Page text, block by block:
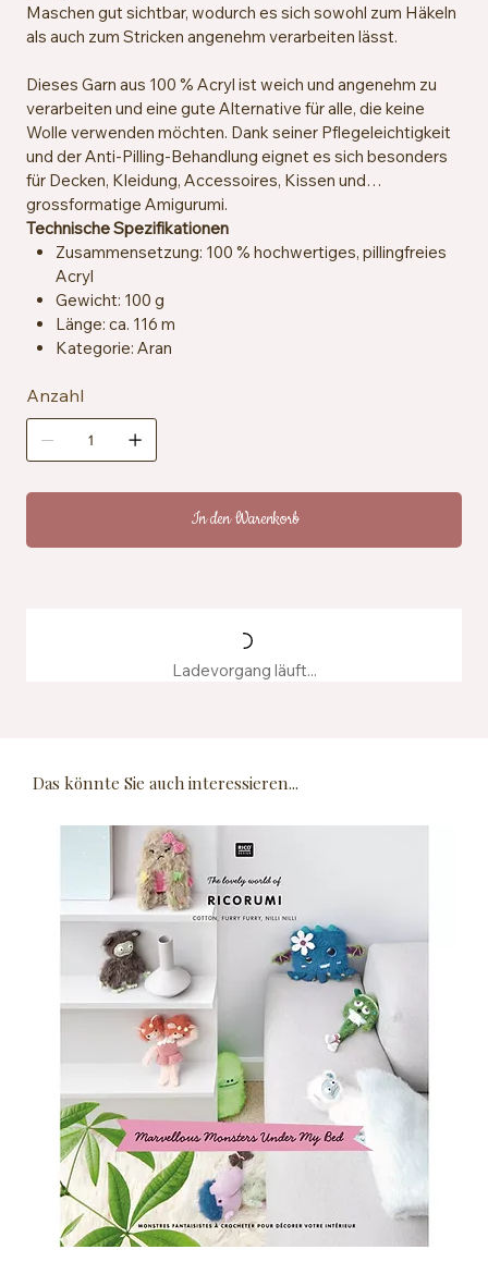
Maschen gut sichtbar, wodurch es sich sowohl zum Häkeln
als auch zum Stricken angenehm verarbeiten lässt.
Dieses Garn aus 100 % Acryl ist weich und angenehm zu
verarbeiten und eine gute Alternative für alle, die keine
Wolle verwenden möchten. Dank seiner Pflegeleichtigkeit
und der Anti-Pilling-Behandlung eignet es sich besonders
für Decken, Kleidung, Accessoires, Kissen und
grossformatige Amigurumi.
Technische Spezifikationen
Zusammensetzung: 100 % hochwertiges, pillingfreies
Acryl
Gewicht: 100 g
Länge: ca. 116 m
Kategorie: Aran
Maschenprobe: ca. 13 Maschen x 18 Reihen = 10 x 10
cm
Besondere Merkmale: Anti-Pilling, hypoallergen,
veganfreundlich
Pflegehinweise: Maschinenwaschbar bei 40 °C,
trocknergeeignet bei niedriger Temperatur
Anzahl
In den Warenkorb
Ladevorgang läuft...
Das könnte Sie auch interessieren...